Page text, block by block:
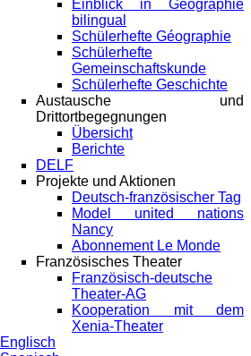
Einblick in Géographie
bilingual
Schülerhefte Géographie
Schülerhefte
Gemeinschaftskunde
Schülerhefte Geschichte
Austausche und
Drittortbegegnungen
Übersicht
Berichte
DELF
Projekte und Aktionen
Deutsch-französischer Tag
Model united nations
Nancy
Abonnement Le Monde
Französisches Theater
Französisch-deutsche
Theater-AG
Kooperation mit dem
Xenia-Theater
Englisch